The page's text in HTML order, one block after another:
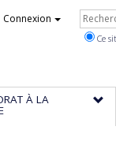
Connexion
Ce
À LA